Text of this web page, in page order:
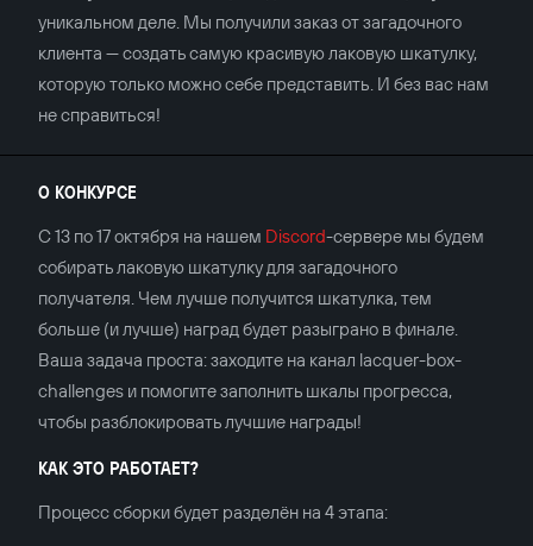
уникальном деле. Мы получили заказ от загадочного
клиента — создать самую красивую лаковую шкатулку,
которую только можно себе представить. И без вас нам
не справиться!
О КОНКУРСЕ
С 13 по 17 октября на нашем Discord-сервере мы будем
собирать лаковую шкатулку для загадочного
получателя. Чем лучше получится шкатулка, тем
больше (и лучше) наград будет разыграно в финале.
Ваша задача проста: заходите на канал lacquer-box-
challenges и помогите заполнить шкалы прогресса,
чтобы разблокировать лучшие награды!
КАК ЭТО РАБОТАЕТ?
Процесс сборки будет разделён на 4 этапа: